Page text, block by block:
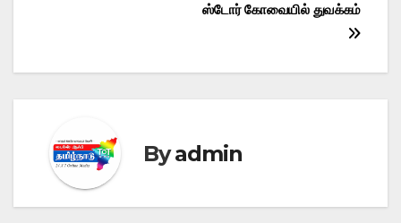
ஸ்டோர் கோவையில் துவக்கம்
Byadmin